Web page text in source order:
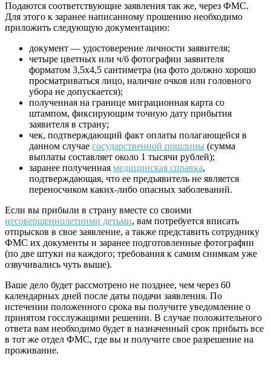
Подаются соответствующие заявления так же, через ФМС.
Для этого к заранее написанному прошению необходимо
приложить следующую документацию:
документ — удостоверение личности заявителя;
четыре цветных или ч/б фотографии заявителя
форматом 3,5х4,5 сантиметра (на фото должно хорошо
просматриваться лицо, наличие очков или головного
убора не допускается);
полученная на границе миграционная карта со
штампом, фиксирующим точную дату прибытия
заявителя в страну;
чек, подтверждающий факт оплаты полагающейся в
данном случае государственной пошлины (сумма
выплаты составляет около 1 тысячи рублей);
заранее полученная медицинская справка,
подтверждающая, что ее предъявитель не является
переносчиком каких-либо опасных заболеваний.
Если вы прибыли в страну вместе со своими
несовершеннолетними детьми, вам потребуется вписать
отпрысков в свое заявление, а также представить сотруднику
ФМС их документы и заранее подготовленные фотографии
(по две штуки на каждого; требования к самим снимкам уже
озвучивались чуть выше).
Ваше дело будет рассмотрено не позднее, чем через 60
календарных дней после даты подачи заявления. По
истечении положенного срока вы получите уведомление о
принятом госслужащими решении. В случае положительного
ответа вам необходимо будет в назначенный срок прибыть все
в тот же отдел ФМС, где вы и получите свое разрешение на
проживание.